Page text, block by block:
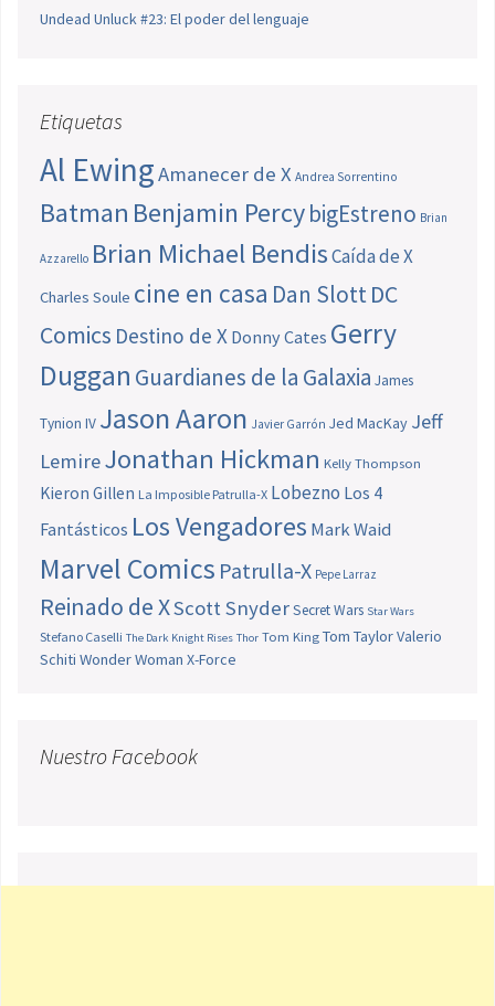
Undead Unluck #23: El poder del lenguaje
Etiquetas
Al EwingAmanecer de X Andrea Sorrentino
Batman Benjamin PercybigEstreno Brian
Azzarello Brian Michael BendisCaída de X
Charles Soule cine en casa Dan SlottDC
Comics Destino de X Donny Cates Gerry
Duggan Guardianes de la Galaxia James
Tynion IV Jason Aaron Javier Garrón Jed MacKay Jeff
LemireJonathan Hickman Kelly Thompson
Kieron Gillen La Imposible Patrulla-X Lobezno Los 4
Fantásticos Los Vengadores Mark Waid
Marvel Comics Patrulla-X Pepe Larraz
Reinado de XScott SnyderSecret Wars Star Wars
Stefano Caselli The Dark Knight Rises Thor Tom King Tom TaylorValerio
Schiti Wonder Woman X-Force
Nuestro Facebook